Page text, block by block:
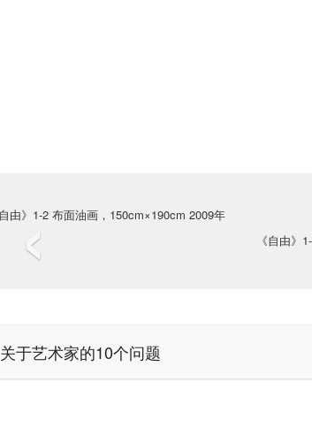
《自由》
‹
关于艺术家的10个问题